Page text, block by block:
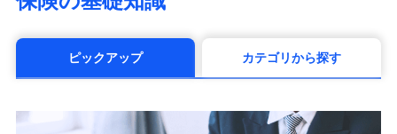
（https://www.manulife.co.jp/）
（https://www.msa-life.co.jp/）
メットライフ生命株式会社(https://www.metlife.co.jp/)
ピックアップ カテゴリから探す